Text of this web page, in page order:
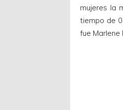
mujeres la
tiempo de
fue Marlene